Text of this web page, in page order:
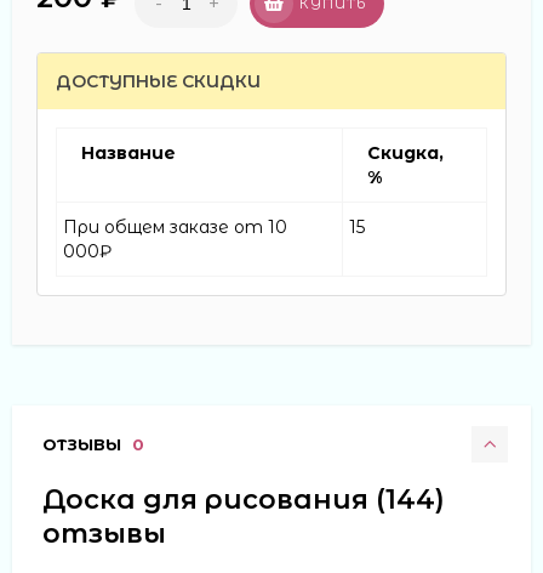
КУПИТЬ
ДОСТУПНЫЕ СКИДКИ
Название
Скидка,
%
При общем заказе от 10
000₽
15
ОТЗЫВЫ 0
Доска для рисования (144)
отзывы